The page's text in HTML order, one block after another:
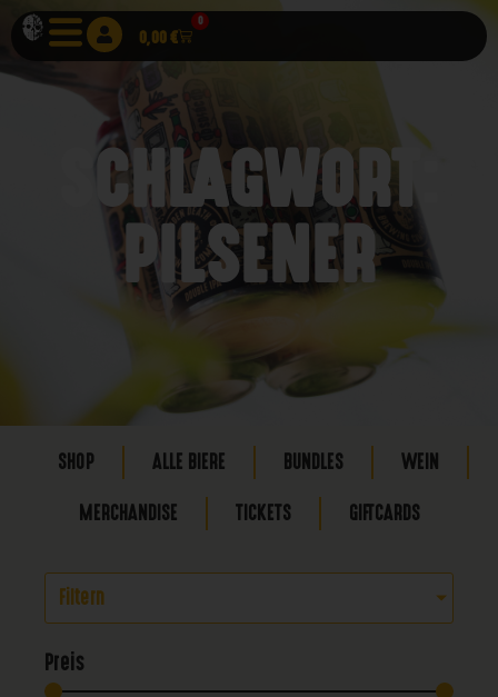
0,00€
0
SCHLAGWORT:
PILSENER
SHOP ALLE BIERE BUNDLES WEIN
MERCHANDISE TICKETS GIFTCARDS
Filtern
Preis